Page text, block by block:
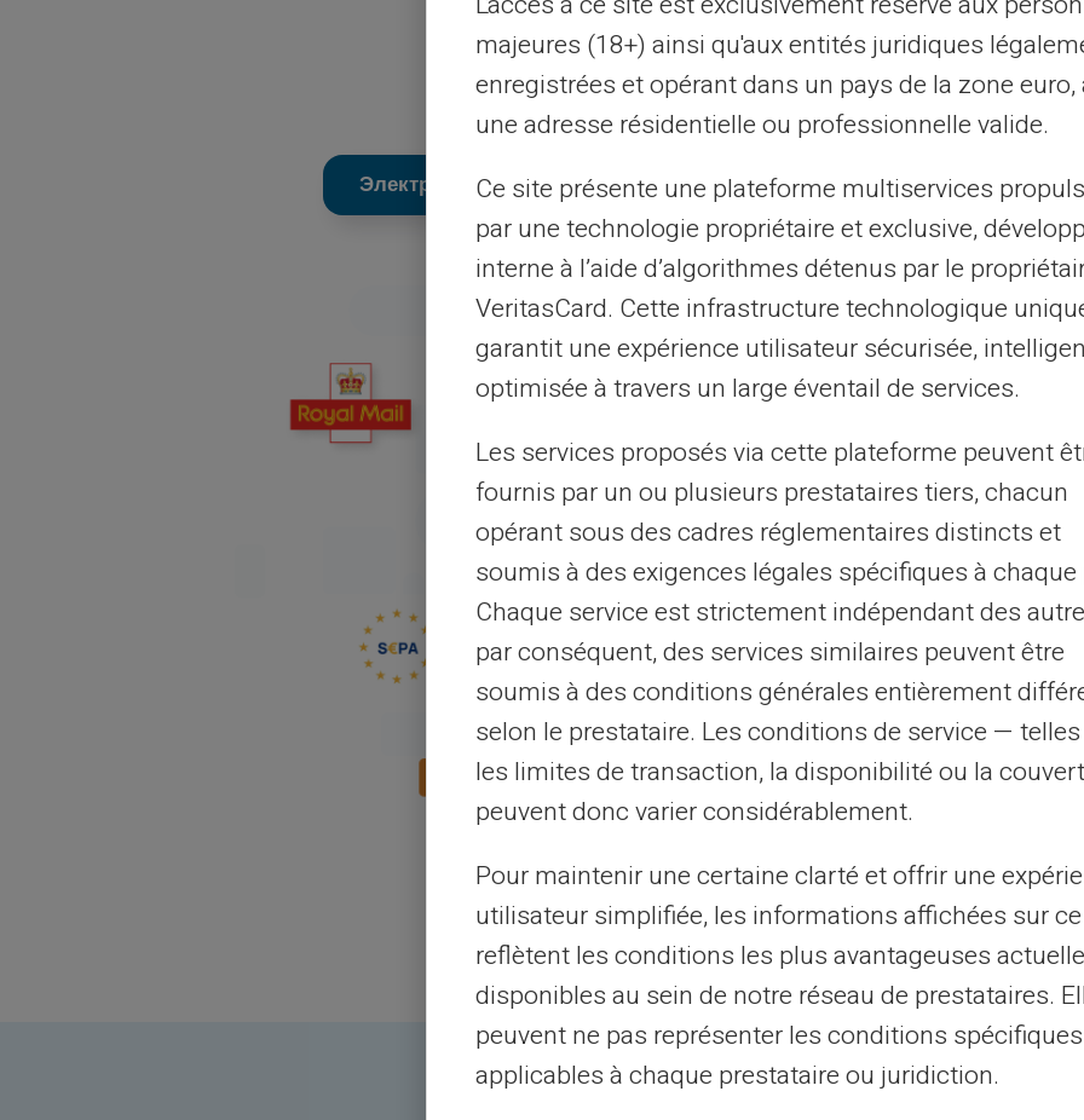
Принимается в более чем 36 миллионах торговых
точек и банкоматов по всему миру.
Электронная перезарядка Перезагрузка наличных
majeures (18+) ainsi qu'aux entités juridiques
enregistrées et opérant dans un pays de la zone euro,
une adresse résidentielle ou professionnelle valide.
Ce site présente une plateforme multiservices
par une technologie propriétaire et exclusive,
interne à l’aide d’algorithmes détenus par le
VeritasCard. Cette infrastructure technologique
garantit une expérience utilisateur sécurisée,
optimisée à travers un large éventail de services.
Les services proposés via cette plateforme peuvent
fournis par un ou plusieurs prestataires tiers, chacun
opérant sous des cadres réglementaires distincts et
soumis à des exigences légales spécifiques à chaque
Chaque service est strictement indépendant des
par conséquent, des services similaires peuvent être
soumis à des conditions générales entièrement
selon le prestataire. Les conditions de service —
les limites de transaction, la disponibilité ou la
peuvent donc varier considérablement.
Pour maintenir une certaine clarté et offrir une
utilisateur simplifiée, les informations affichées sur
reflètent les conditions les plus avantageuses
disponibles au sein de notre réseau de prestataires.
peuvent ne pas représenter les conditions spécifiques
applicables à chaque prestataire ou juridiction.